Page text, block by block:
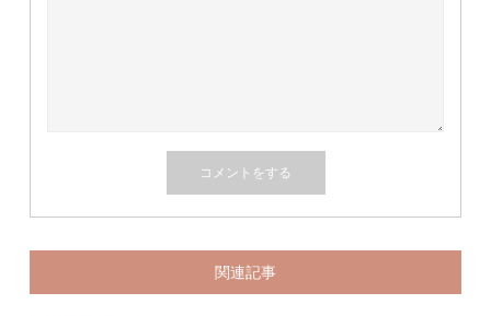
関連記事